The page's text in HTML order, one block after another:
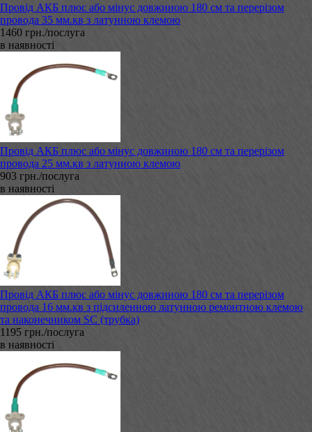
Провід АКБ плюс або мінус довжиною 180 см та перерізом
провода 35 мм.кв з латунною клемою
1460 грн./послуга
в наявності
Провід АКБ плюс або мінус довжиною 180 см та перерізом
провода 25 мм.кв з латунною клемою
903 грн./послуга
в наявності
Провід АКБ плюс або мінус довжиною 180 см та перерізом
провода 16 мм.кв з підсиленною латунною ремонтною клемою
та наконечником SC (трубка)
1195 грн./послуга
в наявності